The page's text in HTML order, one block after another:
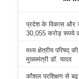
प्रदेश के विकास और
30,055 करोड़ रूपये
मध्य क्षेत्रीय परिषद्
मुख्यमंत्री डॉ. यादव
कौशल प्रशिक्षण से बढ़